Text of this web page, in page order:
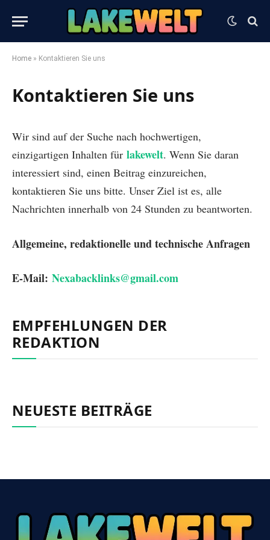
Home » Kontaktieren Sie uns
Kontaktieren Sie uns
Wir sind auf der Suche nach hochwertigen,
einzigartigen Inhalten für lakewelt. Wenn Sie daran
interessiert sind, einen Beitrag einzureichen,
kontaktieren Sie uns bitte. Unser Ziel ist es, alle
Nachrichten innerhalb von 24 Stunden zu beantworten.
Allgemeine, redaktionelle und technische Anfragen
E-Mail: Nexabacklinks@gmail.com
EMPFEHLUNGEN DER
REDAKTION
NEUESTE BEITRÄGE